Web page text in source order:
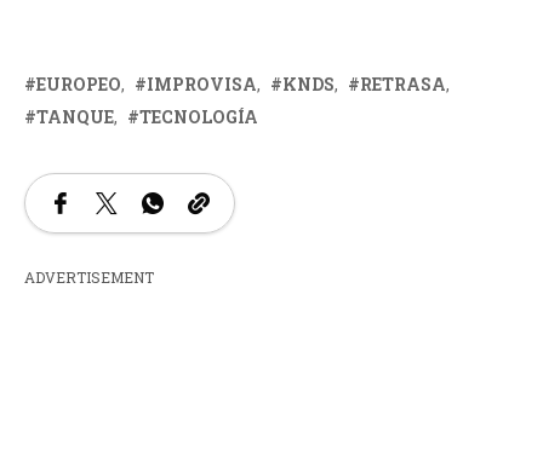
EUROPEO IMPROVISA KNDS
RETRASA
TANQUE
TECNOLOGÍA
ADVERTISEMENT